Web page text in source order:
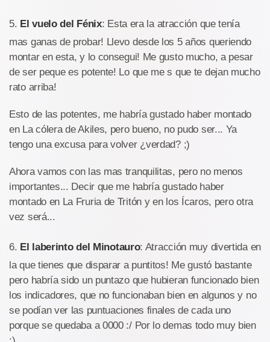
5. El vuelo del Fénix: Esta era la atracción que tenía
mas ganas de probar! Llevo desde los 5 años queriendo
montar en esta, y lo consegui! Me gusto mucho, a pesar
de ser peque es potente! Lo que me s que te dejan mucho
rato arriba!
Esto de las potentes, me habría gustado haber montado
en La cólera de Akiles, pero bueno, no pudo ser... Ya
tengo una excusa para volver ¿verdad? ;)
Ahora vamos con las mas tranquilitas, pero no menos
importantes... Decir que me habría gustado haber
montado en La Fruria de Tritón y en los Ícaros, pero otra
vez será...
6. El laberinto del Minotauro: Atracción muy divertida en
la que tienes que disparar a puntitos! Me gustó bastante
pero habría sido un puntazo que hubieran funcionado bien
los indicadores, que no funcionaban bien en algunos y no
se podían ver las puntuaciones finales de cada uno
porque se quedaba a 0000 :/ Por lo demas todo muy bien